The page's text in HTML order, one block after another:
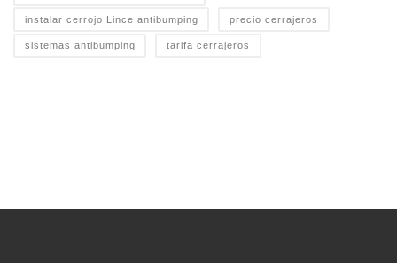
instalar cerrojo Lince antibumping precio cerrajeros
sistemas antibumping tarifa cerrajeros